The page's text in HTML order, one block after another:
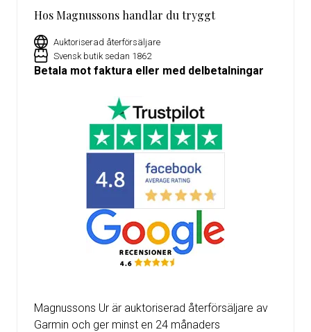
Hos Magnussons handlar du tryggt
Auktoriserad återförsäljare
Svensk butik sedan 1862
Betala mot faktura eller med delbetalningar
Magnussons Ur är auktoriserad återförsäljare av
Garmin och ger minst en 24 månaders